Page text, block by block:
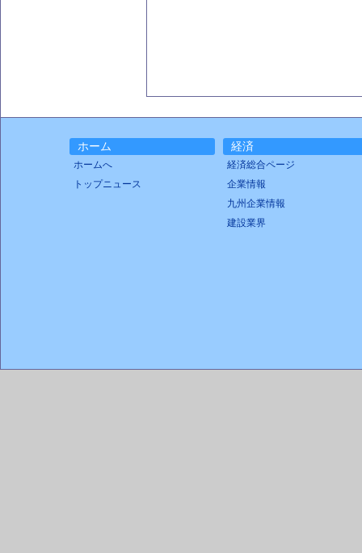
ホーム
ホームへ
トップニュース
経済
経済総合ページ
企業情報
九州企業情報
建設業界